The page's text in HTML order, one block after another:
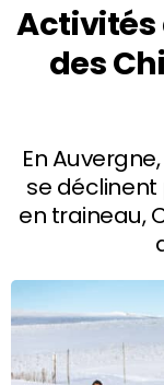
Activités
des
En
se déclinent
en traineau,